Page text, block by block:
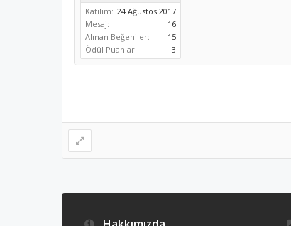
Katılım: 24 Ağustos 2017
Mesaj:
16
Alınan Beğeniler:
15
Ödül Puanları:
3